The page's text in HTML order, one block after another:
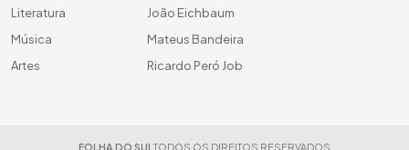
Literatura
Música
Artes
João Eichbaum
Mateus Bandeira
Ricardo Peró Job
FOLHA DO SUL TODOS OS DIREITOS RESERVADOS